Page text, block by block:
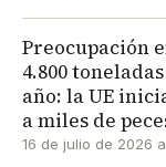
Preocupación
4.800
año: la UE
a miles de
16 de julio de 2026